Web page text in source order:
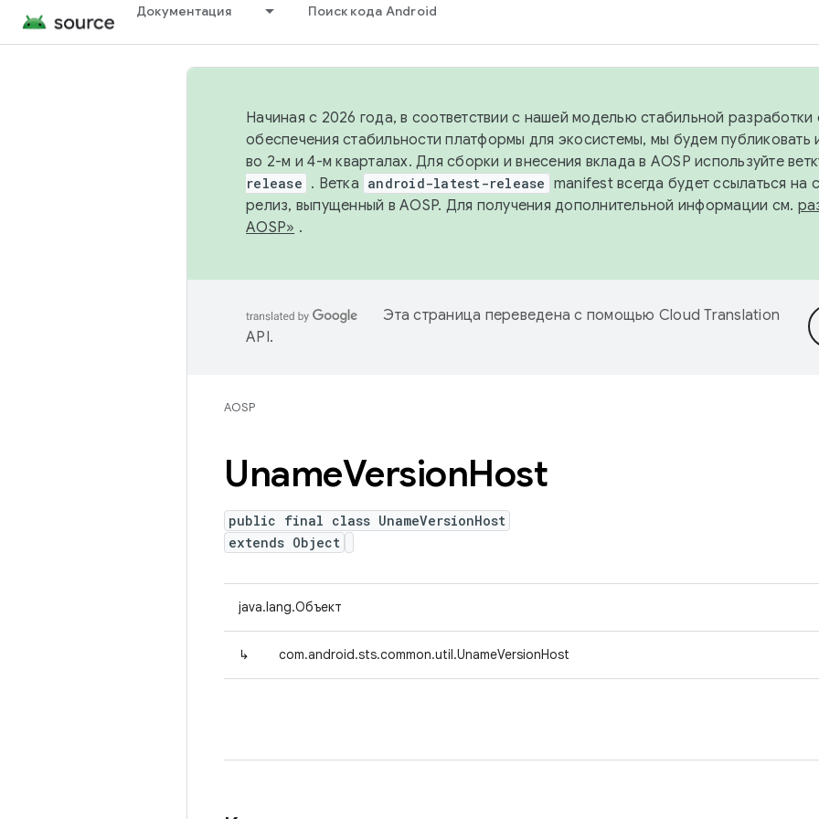
Документация Поиск кода Android
Начиная с 2026 года, в соответствии с нашей моделью стабильной разработки
обеспечения стабильности платформы для экосистемы, мы будем публиковать
во 2-м и 4-м кварталах. Для сборки и внесения вклада в AOSP используйте
release . Ветка android-latest-release manifest всегда будет ссылаться на
релиз, выпущенный в AOSP. Для получения дополнительной информации см.
AOSP» .
Эта страница переведена с помощью Cloud Translation
API.
AOSP
UnameVersionHost
public final class UnameVersionHost
extends Object
java.lang.Объект
↳ com.android.sts.common.util.UnameVersionHost